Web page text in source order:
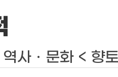
사ㆍ문화 < 향